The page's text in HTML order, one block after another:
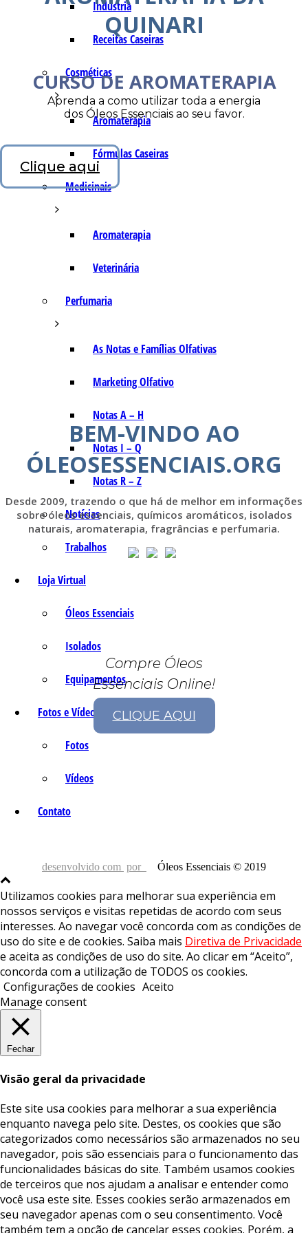
Indústria
Receitas Caseiras
Cosméticas
Aromaterapia
Fórmulas Caseiras
Medicinais
Aromaterapia
Veterinária
Perfumaria
As Notas e Famílias Olfativas
Marketing Olfativo
Notas A – H
Notas I – Q
Notas R – Z
Notícias
Trabalhos
Loja Virtual
Óleos Essenciais
Isolados
Equipamentos
Fotos e Vídeos
Fotos
Vídeos
Contato
QUINARI
CURSO DE AROMATERAPIA
Aprenda a como utilizar toda a energia
dos Óleos Essenciais ao seu favor.
Clique aqui
BEM-VINDO AO
ÓLEOSESSENCIAIS.ORG
Desde 2009, trazendo o que há de melhor em informações
sobre óleos essenciais, químicos aromáticos, isolados
naturais, aromaterapia, fragrâncias e perfumaria.
Compre Óleos
Essenciais Online!
CLIQUE AQUI
desenvolvido com por Óleos Essenciais © 2019
Utilizamos cookies para melhorar sua experiência em
nossos serviços e visitas repetidas de acordo com seus
interesses. Ao navegar você concorda com as condições de
uso do site e de cookies. Saiba mais Diretiva de Privacidade
e aceita as condições de uso do site. Ao clicar em “Aceito”,
concorda com a utilização de TODOS os cookies.
Configurações de cookies Aceito
Manage consent
Fechar
Visão geral da privacidade
Este site usa cookies para melhorar a sua experiência
enquanto navega pelo site. Destes, os cookies que são
categorizados como necessários são armazenados no seu
navegador, pois são essenciais para o funcionamento das
funcionalidades básicas do site. Também usamos cookies
de terceiros que nos ajudam a analisar e entender como
você usa este site. Esses cookies serão armazenados em
seu navegador apenas com o seu consentimento. Você
também tem a opção de cancelar esses cookies. Porém, a